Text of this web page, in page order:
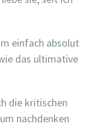
einfach absolut
das ultimative
die kritischen
nachdenken